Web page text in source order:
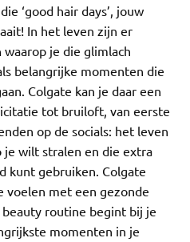
‘good hair days’, jouw
In het leven zijn er
je die glimlach
belangrijke momenten die
Colgate kan je daar een
tot bruiloft, van eerste
op de socials: het leven
je wilt stralen en die extra
kunt gebruiken. Colgate
voelen met een gezonde
routine begint bij je
momenten in je